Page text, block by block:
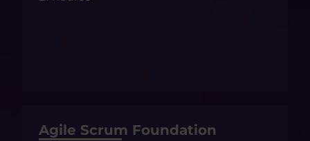
Agile Scrum Foundation